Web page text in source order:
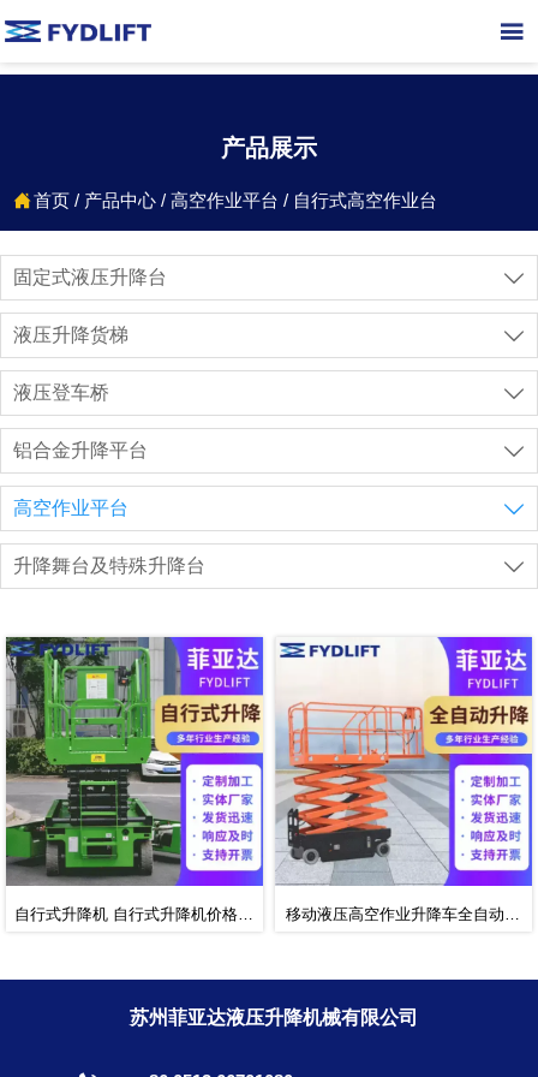

产品展示
首页 / 产品中心 / 高空作业平台 / 自行式高空作业台
固定式液压升降台 
液压升降货梯 
液压登车桥 
铝合金升降平台 
高空作业平台 
升降舞台及特殊升降台 
自行式升降机 自行式升降机价格哪
移动液压高空作业升降车全自动升
苏州菲亚达液压升降机械有限公司